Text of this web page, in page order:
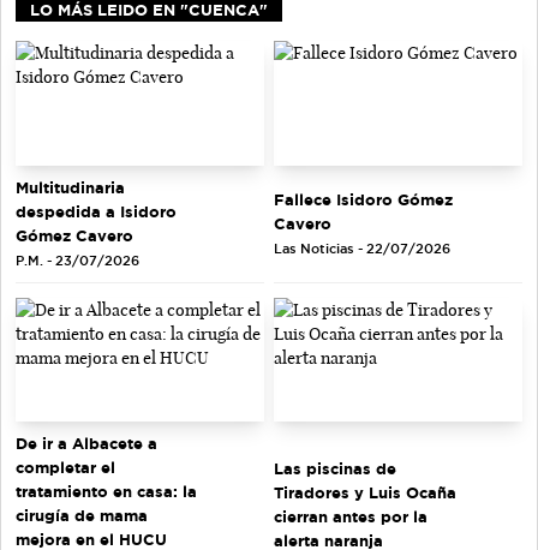
LO MÁS LEIDO EN "CUENCA"
Multitudinaria
despedida a Isidoro
Gómez Cavero
P.M. - 23/07/2026
Fallece Isidoro Gómez
Cavero
Las Noticias - 22/07/2026
De ir a Albacete a
completar el
tratamiento en casa: la
cirugía de mama
mejora en el HUCU
Las piscinas de
Tiradores y Luis Ocaña
cierran antes por la
alerta naranja